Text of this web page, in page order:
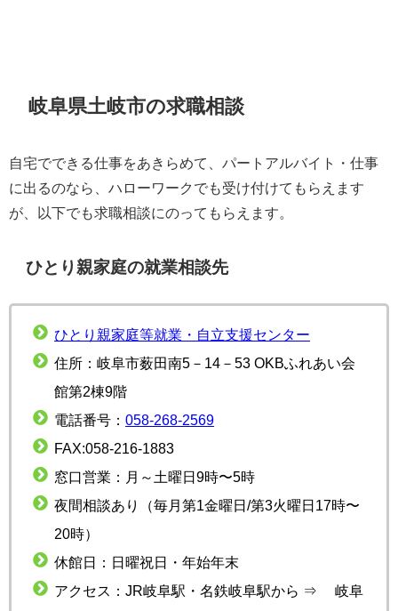
岐阜県土岐市の求職相談
自宅でできる仕事をあきらめて、パートアルバイト・仕事
に出るのなら、ハローワークでも受け付けてもらえます
が、以下でも求職相談にのってもらえます。
ひとり親家庭の就業相談先
ひとり親家庭等就業・自立支援センター
住所：岐阜市薮田南5－14－53 OKBふれあい会
館第2棟9階
電話番号： 058-268-2569
FAX:058-216-1883
窓口営業：月～土曜日9時〜5時
夜間相談あり（毎月第1金曜日/第3火曜日17時〜
20時）
休館日：日曜祝日・年始年末
アクセス：JR岐阜駅・名鉄岐阜駅から ⇒ 岐阜